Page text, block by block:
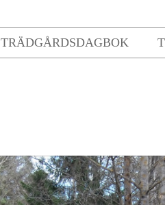
TRÄDGÅRDSDAGBOK